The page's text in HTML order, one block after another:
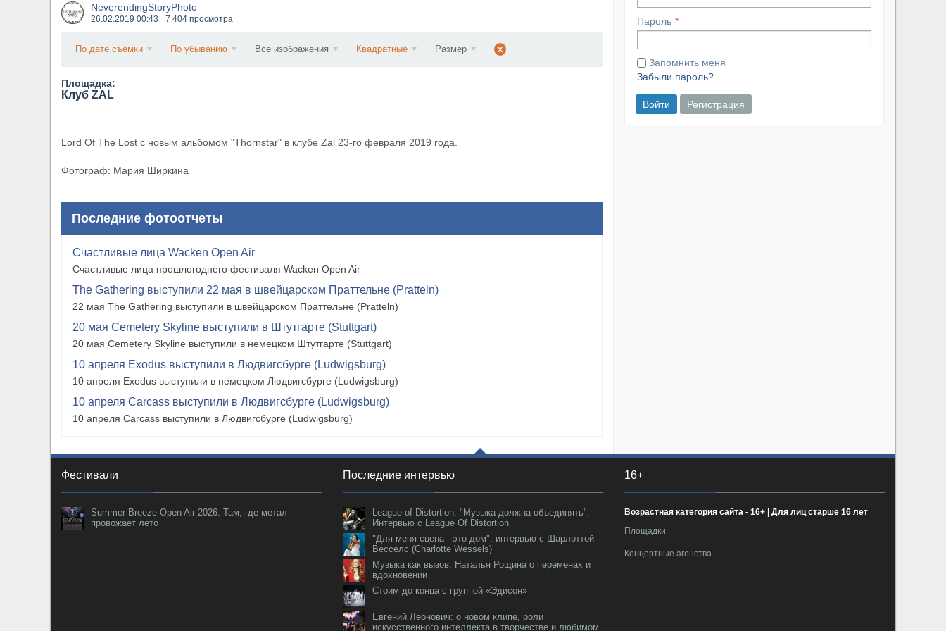
​Wacken Open Air 2027 объявил новую волну участ...
NeverendingStoryPhoto
26.02.2019 00:43 7 404 просмотра
По дате съёмки По убыванию Все изображения Квадратные Размер x
Площадка:
Клуб ZAL
Lord Of The Lost с новым альбомом "Thornstar" в клубе Zal 23-го февраля 2019 года.
Фотограф: Мария Ширкина
Последние фотоотчеты
Счастливые лица Wacken Open Air
Счастливые лица прошлогоднего фестиваля Wacken Open Air
The Gathering выступили 22 мая в швейцарском Праттельне (Pratteln)
22 мая The Gathering выступили в швейцарском Праттельне (Pratteln)
20 мая Cemetery Skyline выступили в Штутгарте (Stuttgart)
20 мая Cemetery Skyline выступили в немецком Штутгарте (Stuttgart)
10 апреля Exodus выступили в Людвигсбурге (Ludwigsburg)
10 апреля Exodus выступили в немецком Людвигсбурге (Ludwigsburg)
10 апреля Carcass выступили в Людвигсбурге (Ludwigsburg)
10 апреля Carcass выступили в Людвигсбурге (Ludwigsburg)
Пароль
Запомнить меня
Забыли пароль?
Войти Регистрация
Фестивали
Summer Breeze Open Air 2026: Там, где метал
провожает лето
Последние интервью
League of Distortion: "Музыка должна объединять".
Интервью с League Of Distortion
"Для меня сцена - это дом": интервью с Шарлоттой
Весселс (Charlotte Wessels)
Музыка как вызов: Наталья Рощина о переменах и
вдохновении
Стоим до конца с группой «Эдисон»
Евгений Леонович: о новом клипе, роли
искусственного интеллекта в творчестве и любимом
16+
Возрастная категория сайта - 16+ | Для лиц старше 16 лет
Площадки
Концертные агенства